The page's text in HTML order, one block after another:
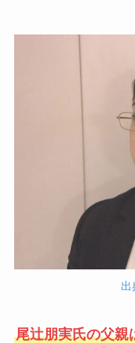
出
尾辻朋実氏の父親